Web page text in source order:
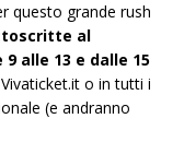
questo grande rush
al
alle 13 e dalle 15
o in tutti i
(e andranno